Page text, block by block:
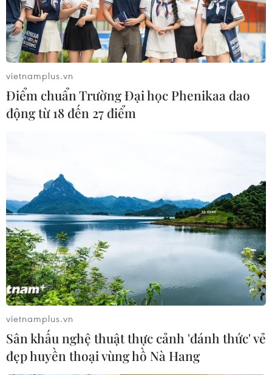
vietnamplus.vn
Điểm chuẩn Trường Đại học Phenikaa dao
động từ 18 đến 27 điểm
vietnamplus.vn
Sân khấu nghệ thuật thực cảnh 'đánh thức' vẻ
đẹp huyền thoại vùng hồ Nà Hang